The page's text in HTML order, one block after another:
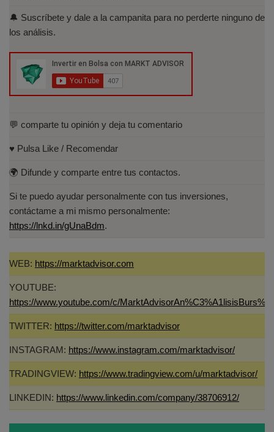
Licenciado en Informática por la Universidad
Politécnica de Madrid(UPM)
🔔 Suscríbete y dale a la campanita para no perderte ninguno de
los análisis.
💬 comparte tu opinión y deja tu comentario
♥️ Pulsa Like / Recomendar
🌍 Difunde y comparte entre tus contactos.
Si te puedo ayudar personalmente con tus inversiones,
contáctame a mi mismo personalmente:
https://lnkd.in/gUnaBdm.
WEB: https://marktadvisor.com
YOUTUBE:
https://www.youtube.com/c/
TWITTER: https://twitter.com/marktadvisor
INSTAGRAM: https://www.instagram.com/marktadvisor/
TRADINGVIEW: https://www.tradingview.com/u/marktadvisor/
LINKEDIN: https://www.linkedin.com/company/38706912/